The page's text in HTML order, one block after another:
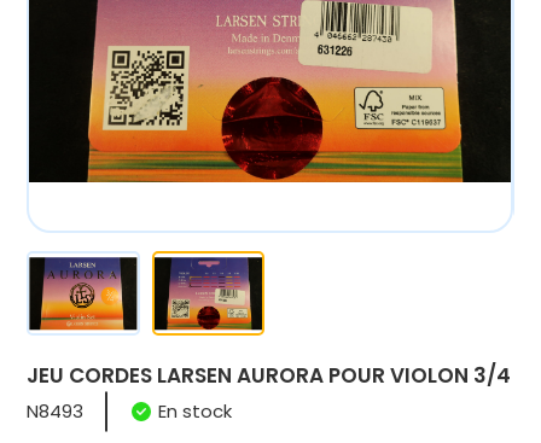
JEU CORDES LARSEN AURORA POUR VIOLON 3/4
N8493 En stock